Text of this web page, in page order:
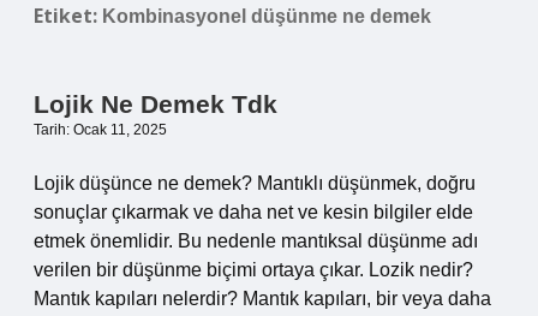
Etiket: Kombinasyonel düşünme ne demek
Lojik Ne Demek Tdk
Tarih: Ocak 11, 2025
Lojik düşünce ne demek? Mantıklı düşünmek, doğru
sonuçlar çıkarmak ve daha net ve kesin bilgiler elde
etmek önemlidir. Bu nedenle mantıksal düşünme adı
verilen bir düşünme biçimi ortaya çıkar. Lozik nedir?
Mantık kapıları nelerdir? Mantık kapıları, bir veya daha